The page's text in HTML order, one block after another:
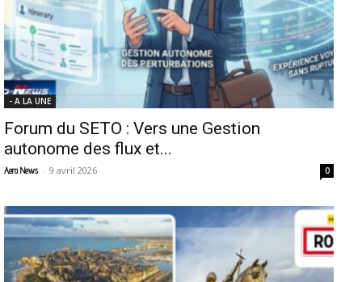
- A LA UNE
Forum du SETO : Vers une Gestion
autonome des flux et...
Aero News - 9 avril 2026 0